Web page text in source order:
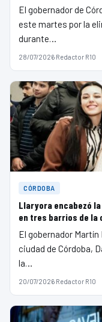
El gobernador de
este martes por la
durante…
28/07/2026·Redactor R10
CÓRDOBA
Llaryora encabezó
en tres barrios de la
El gobernador
ciudad de Córdoba,
la…
20/07/2026·Redactor R10